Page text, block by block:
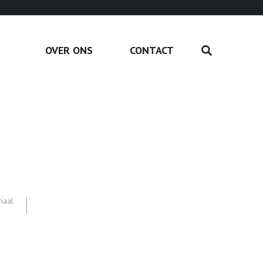
OVER ONS CONTACT